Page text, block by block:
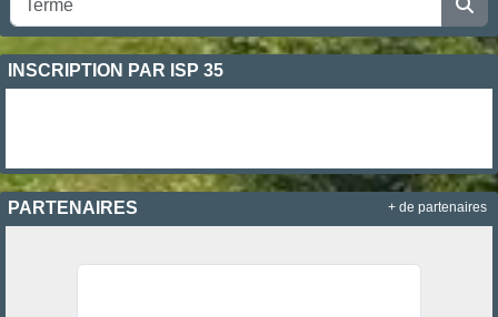
INSCRIPTION PAR ISP 35
PARTENAIRES + de partenaires